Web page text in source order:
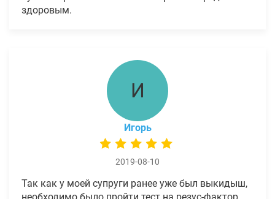
здоровым.
И
Игорь
2019-08-10
Так как у моей супруги ранее уже был выкидыш,
необходимо было пройти тест на резус-фактор